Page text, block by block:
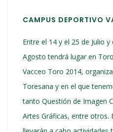
CAMPUS DEPORTIVO
Entre el 14 y el 25 de Julio
Agosto tendrá lugar en
Vacceo Toro 2014,
Toresana y en el que
tanto Questión de Imagen
Artes Gráficas, entre otros.